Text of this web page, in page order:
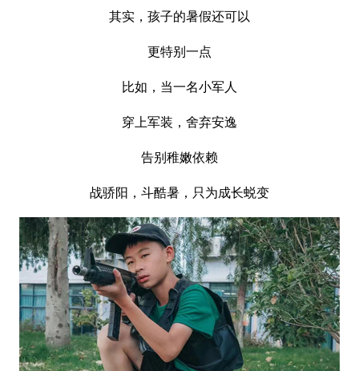
其实，孩子的暑假还可以
更特别一点
比如，当一名小军人
穿上军装，舍弃安逸
告别稚嫩依赖
战骄阳，斗酷暑，只为成长蜕变